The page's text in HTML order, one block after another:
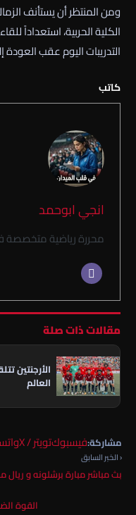
ومن المنتظر أن يستأنف
الكلية الحربية، استعداداً
التدريبات اليوم عقب العودة
كاتب
انجي ابوحمد
محررة رياضية متخصصة
مقالات ذات صلة
الأرجنتين
العالم
مشاركة:فيسبوكتويتر / X
‹ الخبر السابق
بث مباشر مبارة برشلونه و ريال
القوة